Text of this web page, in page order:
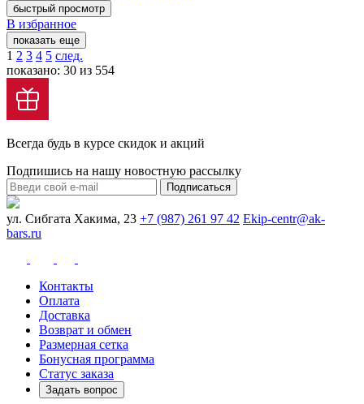
быстрый просмотр
В избранное
показать еще
1 2 3 4 5 след.
показано: 30 из 554
Всегда будь в курсе скидок и акций
Подпишись на нашу новостную рассылку
Подписаться
ул. Сибгата Хакима, 23 +7 (987) 261 97 42 Ekip-centr@ak-
bars.ru
Контакты
Оплата
Доставка
Возврат и обмен
Размерная сетка
Бонусная программа
Статус заказа
Задать вопрос